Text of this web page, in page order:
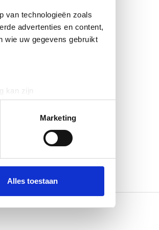
van technologieën zoals
advertenties en content,
wie uw gegevens gebruikt
kan zijn
detailgedeeltein. U kunt uw
partners voor social
die u aan ze heeft
Marketing
Alles toestaan